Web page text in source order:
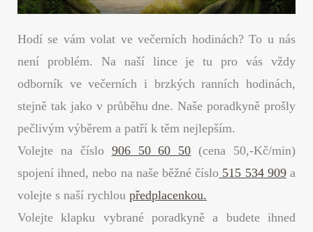
Hodí se vám volat ve večerních hodinách? To u nás
není problém. Na naší lince je tu pro vás vždy
odborník ve večerních i brzkých ranních hodinách,
stejně tak jako v průběhu dne. Naše poradkyně prošly
pečlivým výběrem a patří k těm nejlepším.
Volejte na číslo 906 50 60 50 (cena 50,-Kč/min)
spojení ihned, nebo na naše běžné číslo 515 534 909a
volejte s naší rychlou předplacenkou.
Volejte klapku vybrané poradkyně a budete ihned